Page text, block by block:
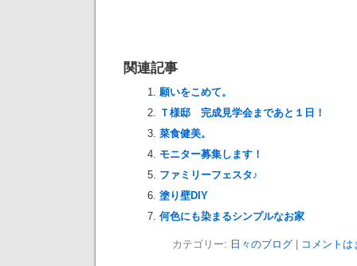
関連記事
願いをこめて。
Ｔ様邸 完成見学会まであと１日！
菜食健美。
モニター募集します！
ファミリーフェスタ♪
塗り壁DIY
何色にも染まるシンプルなお家
カテゴリー: 日々のブログ| コメントは